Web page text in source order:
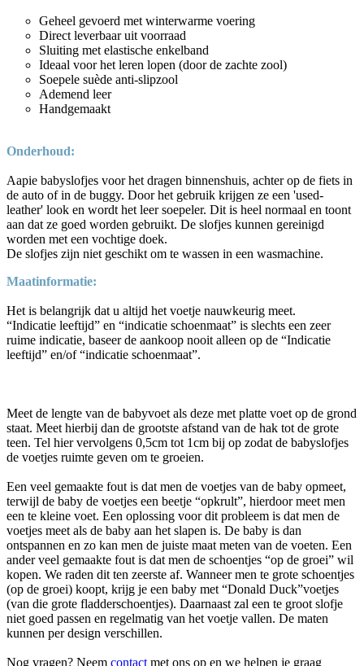
Geheel gevoerd met winterwarme voering
Direct leverbaar uit voorraad
Sluiting met elastische enkelband
Ideaal voor het leren lopen (door de zachte zool)
Soepele suède anti-slipzool
Ademend leer
Handgemaakt
Onderhoud:
Aapie babyslofjes voor het dragen binnenshuis, achter op de fiets in
de auto of in de buggy. Door het gebruik krijgen ze een 'used-
leather' look en wordt het leer soepeler. Dit is heel normaal en toont
aan dat ze goed worden gebruikt. De slofjes kunnen gereinigd
worden met een vochtige doek.
De slofjes zijn nietgeschikt om te wassen in een wasmachine.
Maatinformatie:
Het is belangrijk dat u altijd het voetje nauwkeurig meet.
“Indicatie leeftijd” en “indicatie schoenmaat” is slechts een zeer
ruime indicatie, baseer de aankoop nooit alleen op de “Indicatie
leeftijd” en/of “indicatie schoenmaat”.
Meet de lengte van de babyvoet als deze met platte voet op de grond
staat. Meet hierbij dan de grootste afstand van de hak tot de grote
teen. Tel hier vervolgens 0,5cm tot 1cm bij op zodat de babyslofjes
de voetjes ruimte geven om te groeien.
Een veel gemaakte fout is dat men de voetjes van de baby opmeet,
terwijl de baby de voetjes een beetje “opkrult”, hierdoor meet men
een te kleine voet. Een oplossing voor dit probleem is dat men de
voetjes meet als de baby aan het slapen is. De baby is dan
ontspannen en zo kan men de juiste maat meten van de voeten. Een
ander veel gemaakte fout is dat men de schoentjes “op de groei” wil
kopen. We raden dit ten zeerste af. Wanneer men te grote schoentjes
(op de groei) koopt, krijg je een baby met “Donald Duck”voetjes
(van die grote fladderschoentjes). Daarnaast zal een te groot slofje
niet goed passen en regelmatig van het voetje vallen. De maten
kunnen per design verschillen.
Nog vragen? Neem contact met ons op en we helpen je graag